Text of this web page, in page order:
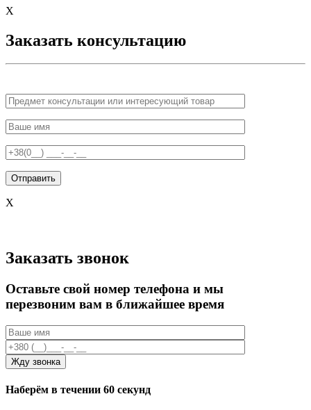
X
Заказать консультацию
X
Заказать звонок
Оставьте свой номер телефона и мы
перезвоним вам в ближайшее время
Наберём в течении 60 секунд